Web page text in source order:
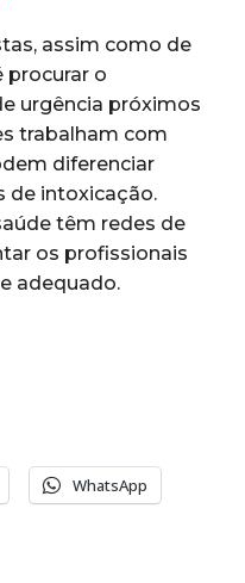
assim como de
procurar o
urgência próximos
trabalham com
diferenciar
de intoxicação.
têm redes de
os profissionais
adequado.
WhatsApp